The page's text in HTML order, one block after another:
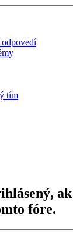
odpovedí
tím
fóre.